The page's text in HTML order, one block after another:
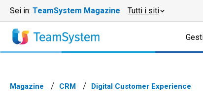
Sei in: TeamSystem Magazine Tutti i siti
Magazine CRM Digital Customer Experience